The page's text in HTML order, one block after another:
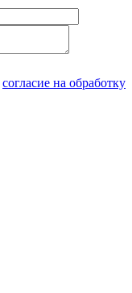
согласие на обработку